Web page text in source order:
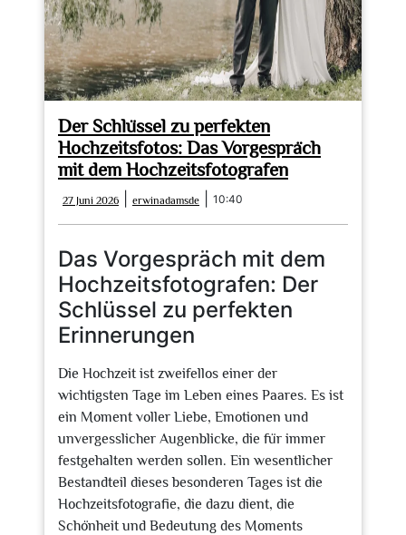
Der Schlüssel zu perfekten
Hochzeitsfotos: Das Vorgespräch
mit dem Hochzeitsfotografen
27 Juni 2026
Juni
2026
erwinadamsde erwinadamsde
10:40
Das Vorgespräch mit dem
Hochzeitsfotografen: Der
Schlüssel zu perfekten
Erinnerungen
Die Hochzeit ist zweifellos einer der
wichtigsten Tage im Leben eines Paares. Es ist
ein Moment voller Liebe, Emotionen und
unvergesslicher Augenblicke, die für immer
festgehalten werden sollen. Ein wesentlicher
Bestandteil dieses besonderen Tages ist die
Hochzeitsfotografie, die dazu dient, die
Schönheit und Bedeutung des Moments